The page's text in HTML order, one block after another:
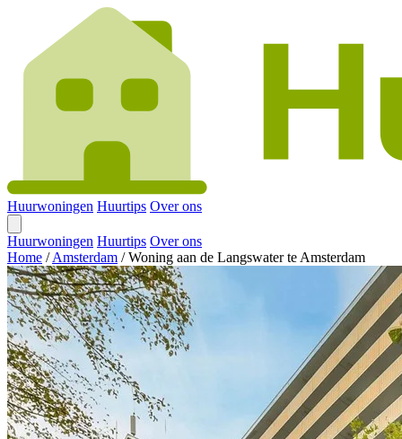
Huurwoningen Huurtips Over ons
Huurwoningen Huurtips Over ons
Home /Amsterdam / Woning aan de Langswater te Amsterdam